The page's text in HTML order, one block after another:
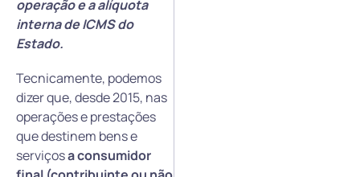
operação e a alíquota
interna de ICMS do
Estado.
Tecnicamente, podemos
dizer que, desde 2015, nas
operações e prestações
que destinem bens e
serviçosa consumidor